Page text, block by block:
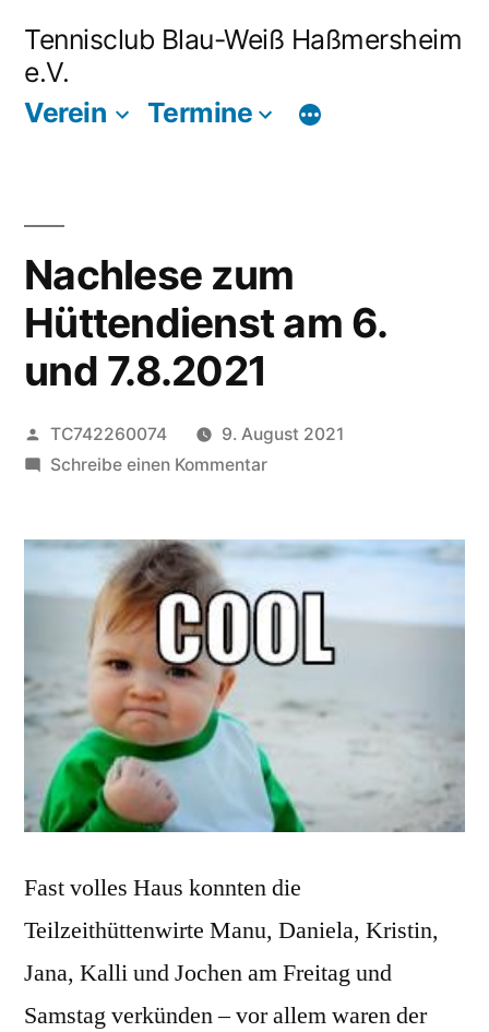
Inhalt
springen
Tennisclub Blau-Weiß Haßmersheim
e.V.
Verein
Termine
Nachlese zum
Hüttendienst am 6.
und 7.8.2021
Veröffentlicht
von
TC742260074
9. August 2021
Schreibe einen Kommentarzu
Hüttendienst
am
und
Fast volles Haus konnten die
Teilzeithüttenwirte Manu, Daniela, Kristin,
Jana, Kalli und Jochen am Freitag und
Samstag verkünden – vor allem waren der